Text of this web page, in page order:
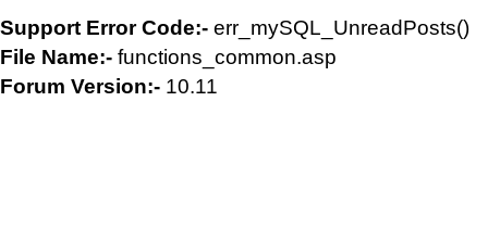
Support Error Code:- err_mySQL_UnreadPosts()
File Name:- functions_common.asp
Forum Version:- 10.11